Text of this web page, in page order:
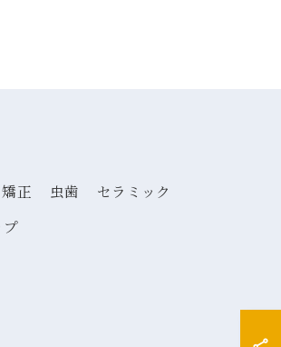
矯正 虫歯
セラミック
プ